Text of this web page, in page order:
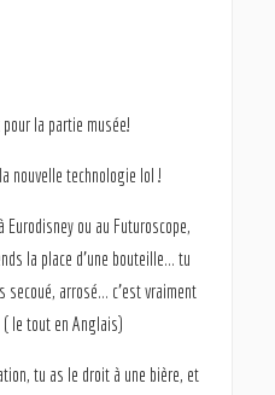
la partie musée!
nouvelle technologie lol !
Eurodisney ou au Futuroscope,
la place d’une bouteille… tu
arrosé… c’est vraiment
( le tout en Anglais)
tu as le droit à une bière, et